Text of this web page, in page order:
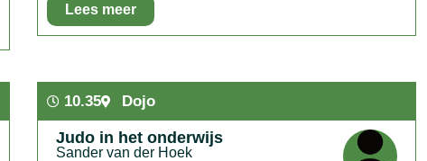
Lees meer
BBL baan.
10.35 Dojo
Judo in het onderwijs
Sander van der Hoek